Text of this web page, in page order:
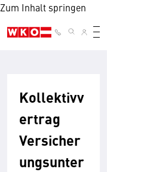
Zum Inhalt springen
Kollektivv
ertrag
Versicher
ungsunter